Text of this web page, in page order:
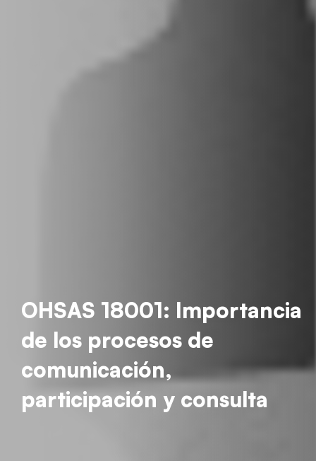
OHSAS 18001: Importancia
de los procesos de
comunicación,
participación y consulta